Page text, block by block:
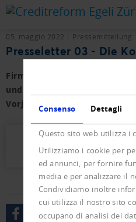
Consenso Dettagli
Questo sito web utilizza i
Utilizziamo i cookie per
ed annunci, per fornire
media e per analizzare il
Condividiamo inoltre
cui utilizza il nostro sito
occupano di analisi dei
05. maggio 2022 Pressemitteilung
Presseletter 03 - Die
Firmen- und Privat-Konkurse
und Löschungen im ersten
Vorjahresvergleich.